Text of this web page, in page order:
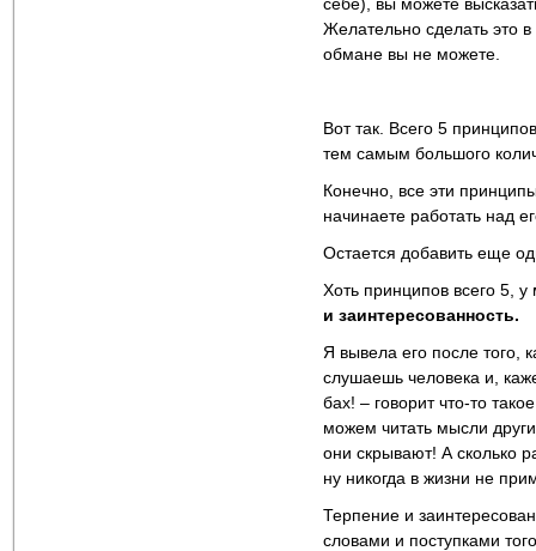
Желательно сделать это
обмане вы не можете.
Вот так. Всего 5
тем самым большого
Конечно, все эти
начинаете работать над
Остается добавить еще
Хоть принципов всего 5,
и заинтересованность.
Я вывела его после того,
слушаешь человека и,
бах! – говорит что-то
можем читать мысли
они скрывают! А сколько
ну никогда в жизни не
Терпение и
словами и поступками